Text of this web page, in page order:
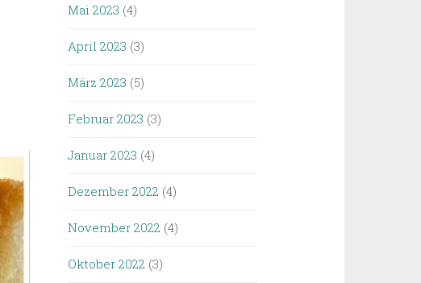
Mai 2023 (4)
April 2023 (3)
März 2023 (5)
Februar 2023 (3)
Januar 2023 (4)
Dezember 2022 (4)
November 2022 (4)
Oktober 2022 (3)